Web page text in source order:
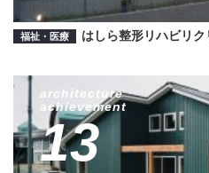
福祉・医療 はしら整形リハビリ
architecture
achievement
13